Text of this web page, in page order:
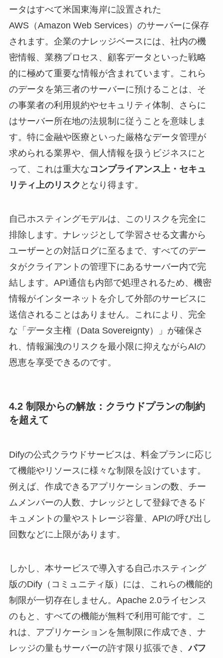
ータはすべて米国東海岸に設置された
AWS（Amazon Web Services）のサーバーに保存
されます。企業のナレッジベースには、社内の機
密情報、業務プロセス、顧客データといった戦略
的に極めて重要な情報が含まれています。これら
のデータを第三者のサーバーに預けることは、そ
の事業者の利用規約やセキュリティ体制、さらに
はサーバー所在地の法規制に従うことを意味しま
す。特に金融や医療といった厳格なデータ管理が
求められる業界や、個人情報を扱うビジネスにと
って、これは重大なコンプライアンス上・セキュ
リティ上のリスク となり得ます。
自己ホスティングモデルは、このリスクを完全に
排除します。ナレッジとして学習させる文書から
ユーザーとの対話ログに至るまで、すべてのデー
タがクライアントの管理下にあるサーバー内で完
結します。API通信も内部で処理されるため、機密
情報がインターネットを介して外部のサービスに
送信されることはありません。これにより、完全
な「データ主権（Data Sovereignty）」が確保さ
れ、情報漏洩のリスクを最小限に抑えながらAIの
恩恵を享受できるのです。
4.2 制限からの解放：クラウドプランの制約
を超えて
Difyの公式クラウドサービスは、料金プランに応じ
て機能やリソースに様々な制限を設けています。
例えば、作成できるアプリケーションの数、チー
ムメンバーの人数、ナレッジとして登録できるド
キュメントの量やストレージ容量、APIの呼び出し
回数などに上限があります。
しかし、本サービスで導入する自己ホスティング
版のDify（コミュニティ版）には、これらの機能的
制限が一切存在しません。Apache 2.0ライセンス
のもと、すべての機能が無料で利用可能です。こ
れは、アプリケーションを無制限に作成でき、ナ
レッジの量もサーバーの許す限り拡張でき、パフ